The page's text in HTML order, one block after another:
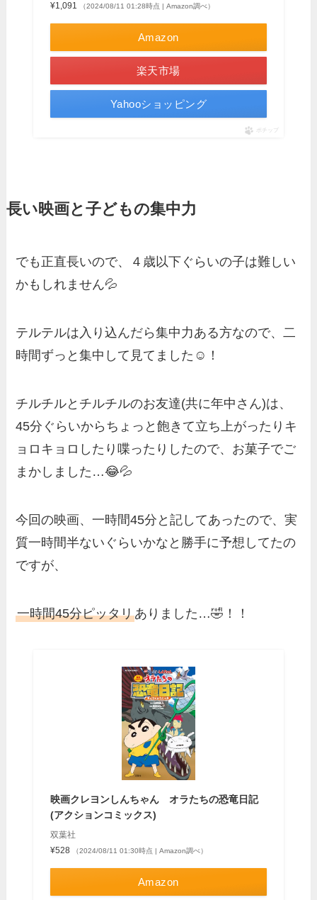
¥1,091
（2024/08/11 01:28時点 | Amazon調べ）
Amazon
楽天市場
Yahooショッピング
ポチップ
長い映画と子どもの集中力
でも正直長いので、４歳以下ぐらいの子は難しい
かもしれません💦
テルテルは入り込んだら集中力ある方なので、二
時間ずっと集中して見てました☺️！
チルチルとチルチルのお友達(共に年中さん)は、
45分ぐらいからちょっと飽きて立ち上がったりキ
ョロキョロしたり喋ったりしたので、お菓子でご
まかしました…😂💦
今回の映画、一時間45分と記してあったので、実
質一時間半ないぐらいかなと勝手に予想してたの
ですが、
一時間45分ピッタリありました…🤣！！
映画クレヨンしんちゃん オラたちの恐竜日記
(アクションコミックス)
双葉社
¥528
（2024/08/11 01:30時点 | Amazon調べ）
Amazon